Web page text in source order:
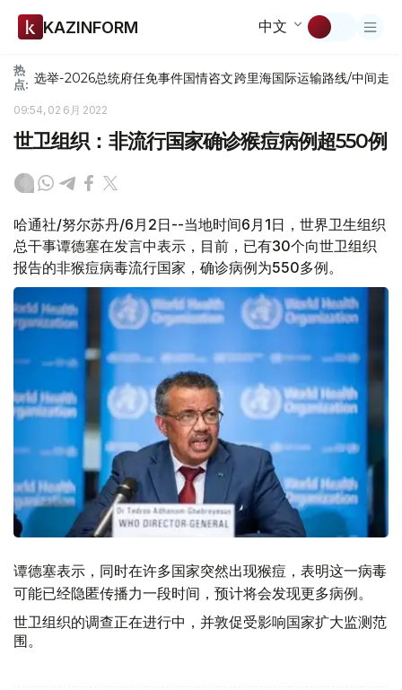
KAZINFORM 中文
热
点: 选举-2026总统府任免事件国情咨文跨里海国际运输路线/中间走廊
09:54, 02 6月 2022
世卫组织：非流行国家确诊猴痘病例超550例
哈通社/努尔苏丹/6月2日--当地时间6月1日，世界卫生组织
总干事谭德塞在发言中表示，目前，已有30个向世卫组织
报告的非猴痘病毒流行国家，确诊病例为550多例。
谭德塞表示，同时在许多国家突然出现猴痘，表明这一病毒
可能已经隐匿传播力一段时间，预计将会发现更多病例。
世卫组织的调查正在进行中，并敦促受影响国家扩大监测范
围。